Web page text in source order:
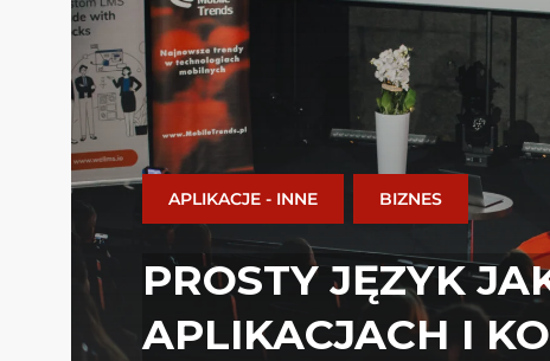
APLIKACJE - INNE BIZNES
PROSTY JĘZYK
APLIKACJACH I